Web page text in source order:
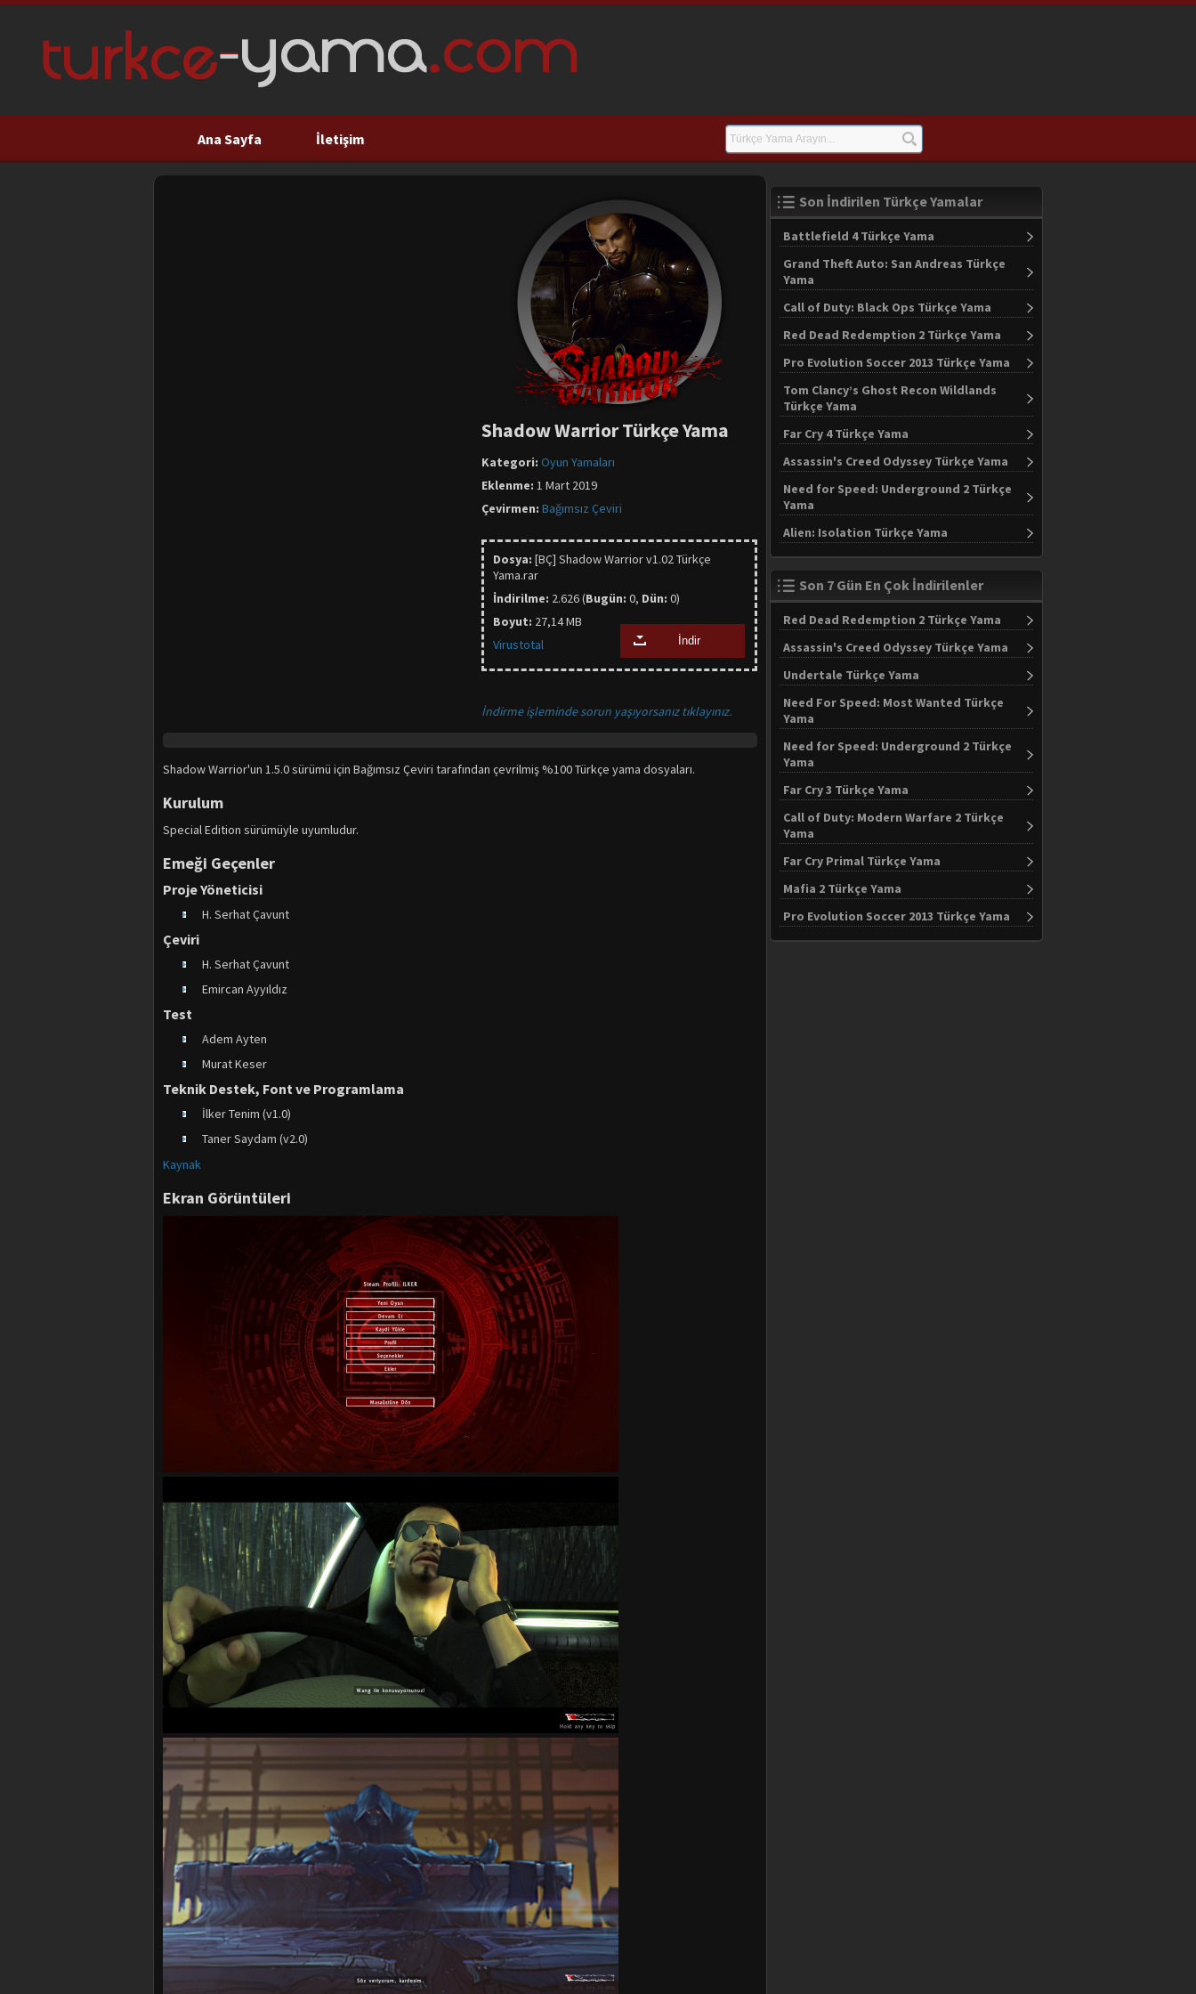
Ana Sayfa İletişim
Shadow Warrior Türkçe Yama
Kategori: Oyun Yamaları
Eklenme: 1 Mart 2019
Çevirmen: Bağımsız Çeviri
Dosya: [BÇ] Shadow Warrior v1.02 Türkçe
Yama.rar
İndirilme: 2.626 (Bugün: 0, Dün: 0)
Boyut: 27,14 MB
Virustotal
İndir
İndirme işleminde sorun yaşıyorsanız tıklayınız.
Shadow Warrior'un 1.5.0 sürümü için Bağımsız Çeviri tarafından çevrilmiş %100 Türkçe yama dosyaları.
Kurulum
Special Edition sürümüyle uyumludur.
Emeği Geçenler
Proje Yöneticisi
H. Serhat Çavunt
Çeviri
H. Serhat Çavunt
Emircan Ayyıldız
Test
Adem Ayten
Murat Keser
Teknik Destek, Font ve Programlama
İlker Tenim (v1.0)
Taner Saydam (v2.0)
Kaynak
Ekran Görüntüleri
Son İndirilen Türkçe Yamalar
Battlefield 4 Türkçe Yama
Grand Theft Auto: San Andreas Türkçe
Yama
Call of Duty: Black Ops Türkçe Yama
Red Dead Redemption 2 Türkçe Yama
Pro Evolution Soccer 2013 Türkçe Yama
Tom Clancy’s Ghost Recon Wildlands
Türkçe Yama
Far Cry 4 Türkçe Yama
Assassin's Creed Odyssey Türkçe Yama
Need for Speed: Underground 2 Türkçe
Yama
Alien: Isolation Türkçe Yama
Son 7 Gün En Çok İndirilenler
Red Dead Redemption 2 Türkçe Yama
Assassin's Creed Odyssey Türkçe Yama
Undertale Türkçe Yama
Need For Speed: Most Wanted Türkçe
Yama
Need for Speed: Underground 2 Türkçe
Yama
Far Cry 3 Türkçe Yama
Call of Duty: Modern Warfare 2 Türkçe
Yama
Far Cry Primal Türkçe Yama
Mafia 2 Türkçe Yama
Pro Evolution Soccer 2013 Türkçe Yama